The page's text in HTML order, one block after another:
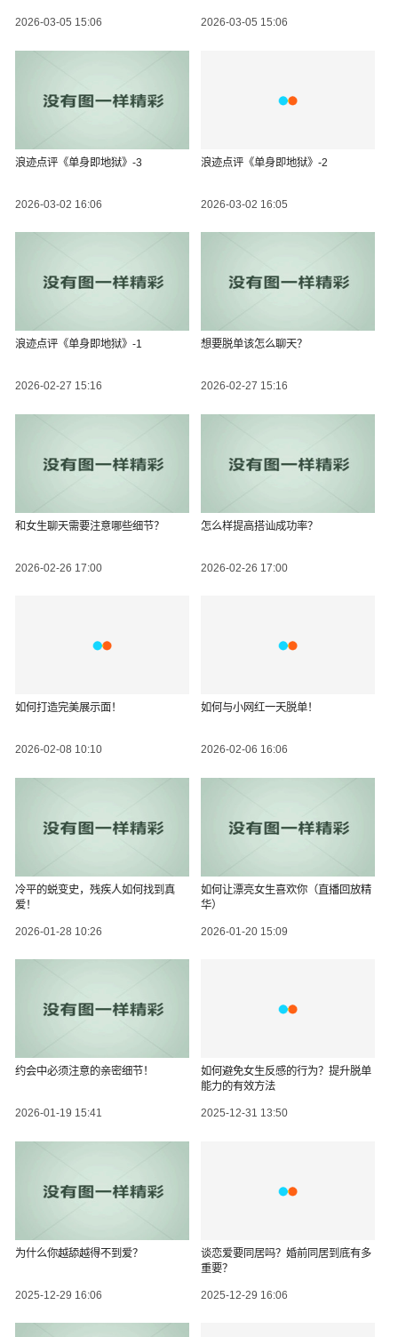
2026-03-05 15:06 2026-03-05 15:06
浪迹点评《单身即地狱》-3
2026-03-02 16:06
浪迹点评《单身即地狱》-2
2026-03-02 16:05
浪迹点评《单身即地狱》-1
2026-02-27 15:16
想要脱单该怎么聊天？
2026-02-27 15:16
和女生聊天需要注意哪些细节？
2026-02-26 17:00
怎么样提高搭讪成功率？
2026-02-26 17:00
如何打造完美展示面！
2026-02-08 10:10
如何与小网红一天脱单！
2026-02-06 16:06
冷平的蜕变史，残疾人如何找到真
爱！
2026-01-28 10:26
如何让漂亮女生喜欢你（直播回放精
华）
2026-01-20 15:09
约会中必须注意的亲密细节！
2026-01-19 15:41
如何避免女生反感的行为？提升脱单
能力的有效方法
2025-12-31 13:50
为什么你越舔越得不到爱？
2025-12-29 16:06
谈恋爱要同居吗？婚前同居到底有多
重要？
2025-12-29 16:06